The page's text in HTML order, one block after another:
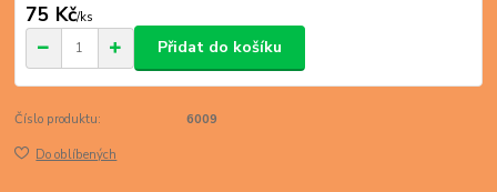
75 Kč/ks
Přidat do košíku
Číslo produktu: 6009
Do oblíbených